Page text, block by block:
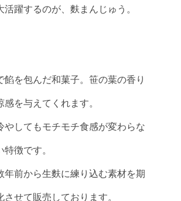
活躍するのが、麩まんじゅう。
餡を包んだ和菓子。笹の葉の香り
感を与えてくれます。
やしてもモチモチ食感が変わらな
徴です。
年前から生麩に練り込む素材を期
させて販売しております。